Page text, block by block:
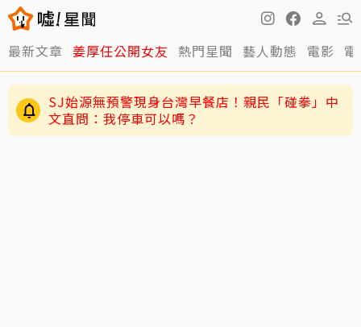
最新文章 姜厚任公開女友 熱門星聞 藝人動態 電影
SJ始源無預警現身台灣早餐店！親民「碰拳」中
文直問：我停車可以嗎？